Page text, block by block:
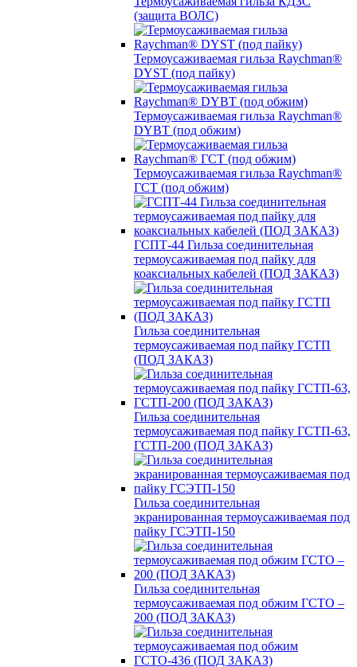
(защита ВОЛС)
Термоусаживаемая гильза Raychman®
DYST (под пайку)
Термоусаживаемая гильза Raychman®
DYBT (под обжим)
Термоусаживаемая гильза Raychman®
ГСТ (под обжим)
ГСПТ-44 Гильза соединительная
термоусаживаемая под пайку для
коаксиальных кабелей (ПОД ЗАКАЗ)
Гильза соединительная
термоусаживаемая под пайку ГСТП
(ПОД ЗАКАЗ)
Гильза соединительная
термоусаживаемая под пайку ГСТП-63,
ГСТП-200 (ПОД ЗАКАЗ)
Гильза соединительная
экранированная термоусаживаемая под
пайку ГСЭТП-150
Гильза соединительная
термоусаживаемая под обжим ГСТО –
200 (ПОД ЗАКАЗ)